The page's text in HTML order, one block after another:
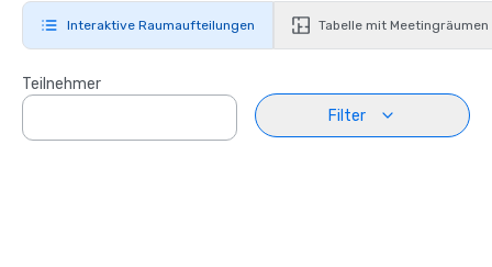
Interaktive Raumaufteilungen Tabelle mit Meetingräumen
Teilnehmer
Filter